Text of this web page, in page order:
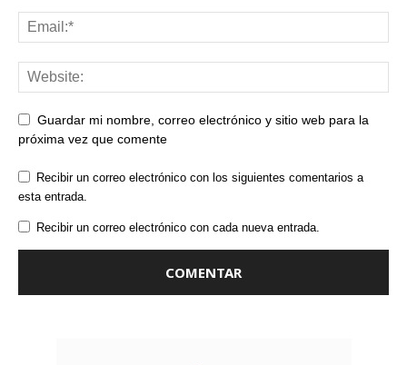
Guardar mi nombre, correo electrónico y sitio web para la
próxima vez que comente
Recibir un correo electrónico con los siguientes comentarios a
esta entrada.
Recibir un correo electrónico con cada nueva entrada.